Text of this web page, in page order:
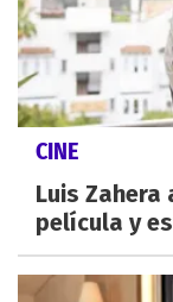
CINE
Luis Zahera
película y